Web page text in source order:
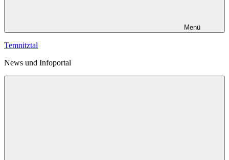
Menü
Temnitztal
News und Infoportal